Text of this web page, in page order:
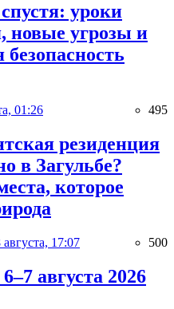
уроки
новые угрозы и
безопасность
01:26 495
резиденция
в Загульбе?
которое
августа, 17:07 500
августа 2026